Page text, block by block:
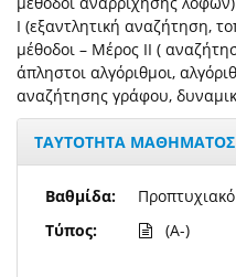
Ι (εξαντλητική αναζήτηση,
μέθοδοι – Μέρος ΙΙ (
άπληστοι αλγόριθμοι,
αναζήτησης γράφου,
ΤΑΥΤΟΤΗΤΑ ΜΑΘΗΜΑΤΟΣ
Βαθμίδα:
Τύπος:
Προπτυχιακό
(A-)